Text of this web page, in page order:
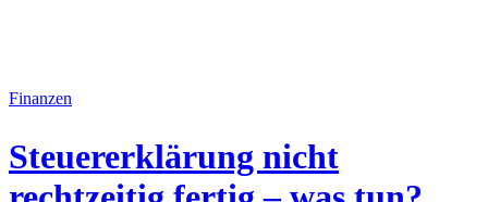
Finanzen
Steuererklärung nicht